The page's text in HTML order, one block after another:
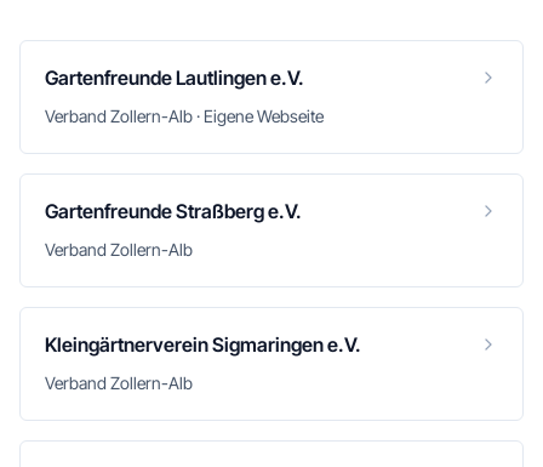
Gartenfreunde Lautlingen e.V.
Verband Zollern-Alb · Eigene Webseite
Gartenfreunde Straßberg e.V.
Verband Zollern-Alb
Kleingärtnerverein Sigmaringen e.V.
Verband Zollern-Alb